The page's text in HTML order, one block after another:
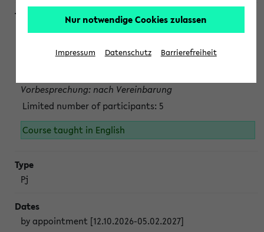
Projektmodul "Bakterielle Biotechnologie"
Persönliche Anmeldung beim Veranstalter ist unbedingt
Vorbesprechung: nach Vereinbarung
Limited number of participants: 5
Course taught in English
Pj
by appointment [12.10.2026-05.02.2027]
Nur notwendige Cookies zulassen
Impressum Datenschutz Barrierefreiheit